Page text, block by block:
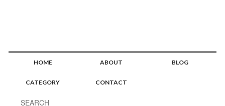
HOME ABOUT BLOG
CATEGORY CONTACT